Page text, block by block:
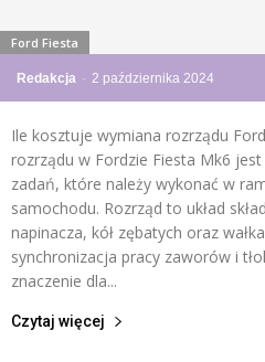
Redakcja - 2 października 2024
Ford Fiesta
Ile kosztuje wymiana rozrządu
rozrządu w Fordzie Fiesta Mk6
zadań, które należy wykonać w
samochodu. Rozrząd to układ
napinacza, kół zębatych oraz
synchronizacja pracy zaworów i
znaczenie dla...
Czytaj więcej